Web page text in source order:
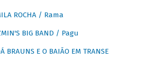
ROCHA / Rama
BIG BAND / Pagu
BRAUNS E O BAIÃO EM TRANSE